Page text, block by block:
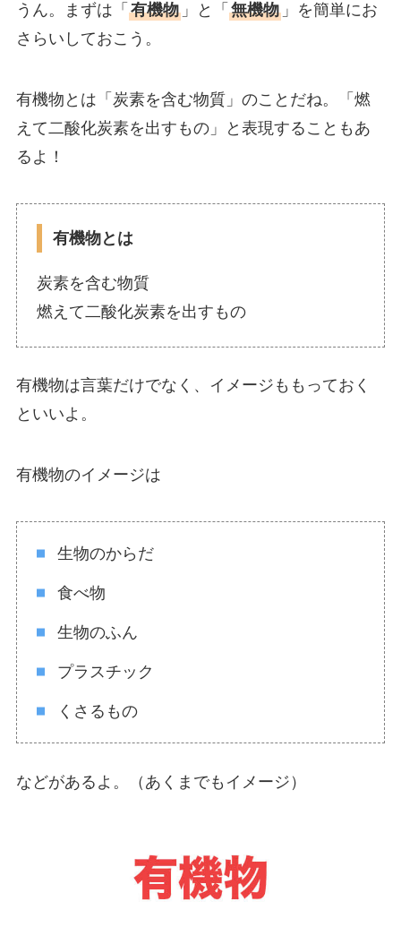
うん。まずは「 有機物」と「 無機物」を簡単にお
さらいしておこう。
有機物とは「炭素を含む物質」のことだね。「燃
えて二酸化炭素を出すもの」と表現することもあ
るよ！
有機物とは
炭素を含む物質
燃えて二酸化炭素を出すもの
有機物は言葉だけでなく、イメージももっておく
といいよ。
有機物のイメージは
生物のからだ
食べ物
生物のふん
プラスチック
くさるもの
などがあるよ。（あくまでもイメージ）